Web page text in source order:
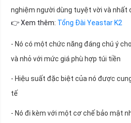
nghiệm người dùng tuyệt vời và nhất
👉 Xem thêm: Tổng Đài Yeastar K2
- Nó có một chức năng đáng chú ý
và nhỏ với mức giá phù hợp túi tiền
- Hiệu suất đặc biệt của nó được
tế
- Nó đi kèm với một cơ chế bảo mật